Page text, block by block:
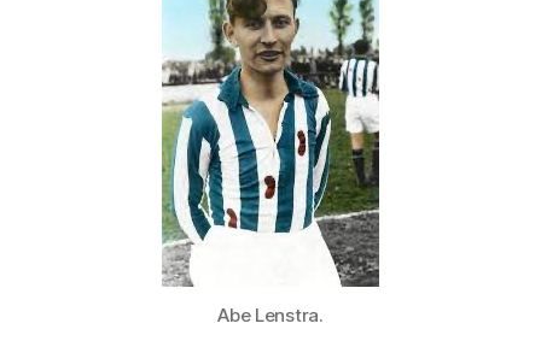
Abe Lenstra.